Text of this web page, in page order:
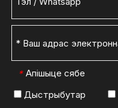
* Апішыце сябе
Дыстрыбутар